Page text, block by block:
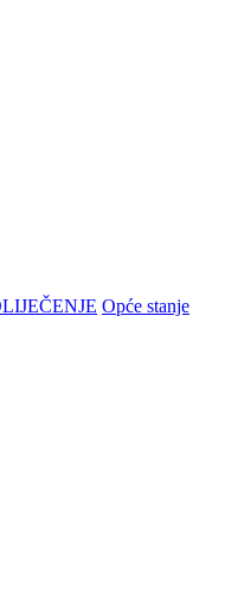
Opće stanje